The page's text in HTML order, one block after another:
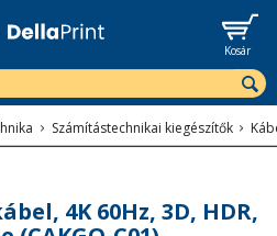
Kosár
Számítástechnikai kiegészítők
4K 60Hz, 3D, HDR,